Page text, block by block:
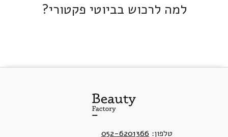
למה לרכוש בביוטי פקטורי?
טלפון: 052-6201366